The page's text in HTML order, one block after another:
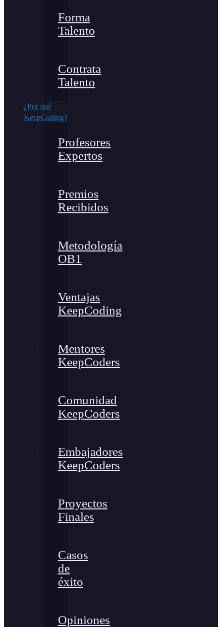
Forma
Talento
Contrata
Talento
¿Por qué
KeepCoding?
Profesores
Expertos
Premios
Recibidos
Metodología
OB1
Ventajas
KeepCoding
Mentores
KeepCoders
Comunidad
KeepCoders
Embajadores
KeepCoders
Proyectos
Finales
Casos
de
éxito
Opiniones